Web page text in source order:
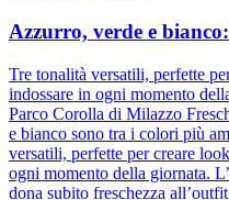
Azzurro, verde e
Tre tonalità versatili, perfette
indossare in ogni momento
Parco Corolla di Milazzo
e bianco sono tra i colori più
versatili, perfette per creare
ogni momento della giornata.
dona subito freschezza